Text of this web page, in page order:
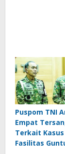
Puspom TNI
Empat
Terkait Kasus
Fasilitas